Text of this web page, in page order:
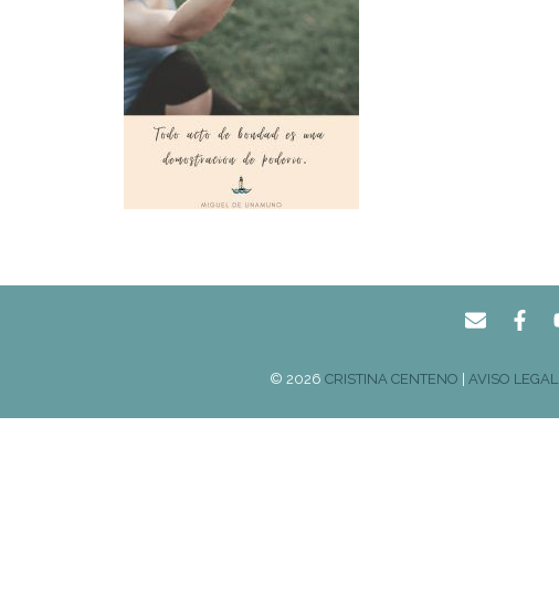
© 2026 CRISTINA CENTENO AVISO LEGAL